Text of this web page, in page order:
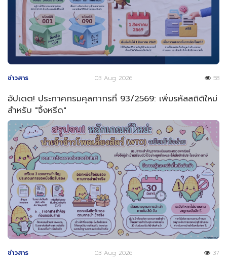
ข่าวสาร 03 Aug 2026 58
อัปเดต! ประกาศกรมศุลกากรที่ 93/2569: เพิ่มรหัสสถิติใหม่
สำหรับ "จิ้งหรีด"
ข่าวสาร 03 Aug 2026 37